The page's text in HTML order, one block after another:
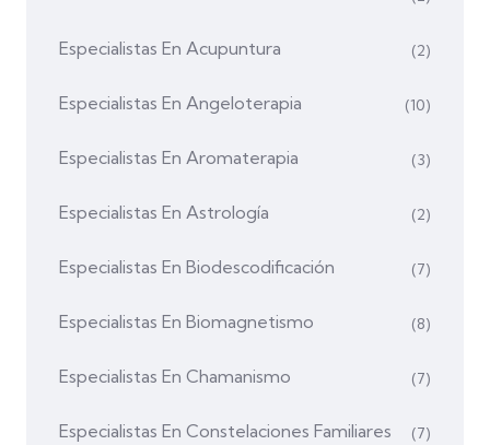
Especialistas En Acupuntura (2)
Especialistas En Angeloterapia (10)
Especialistas En Aromaterapia (3)
Especialistas En Astrología (2)
Especialistas En Biodescodificación (7)
Especialistas En Biomagnetismo (8)
Especialistas En Chamanismo (7)
Especialistas En Constelaciones Familiares (7)